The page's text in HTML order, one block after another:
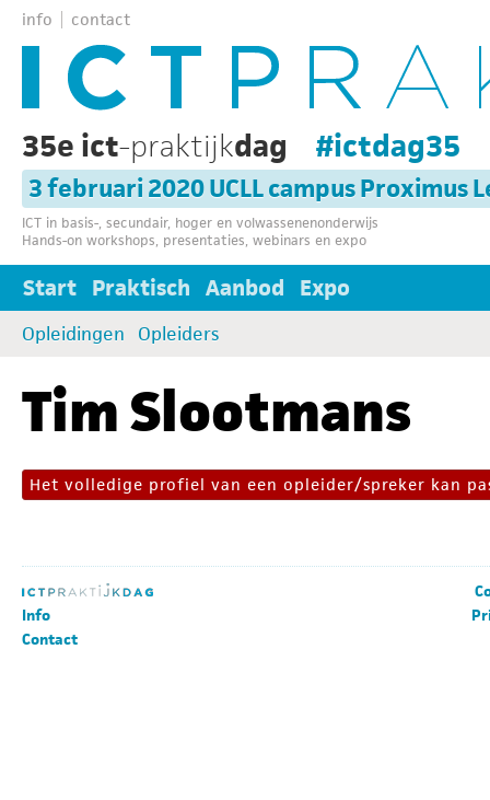
info contact
35e ict-praktijkdag #ictdag35
3 februari 2020 UCLL campus Proximus
ICT in basis-, secundair, hoger en volwassenenonderwijs
Hands-on workshops, presentaties, webinars en expo
Start Praktisch Aanbod Expo
Opleidingen Opleiders
Tim Slootmans
Het volledige profiel van een opleider/spreker kan
Info
Contact